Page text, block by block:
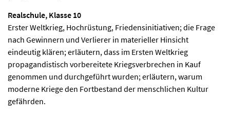
Realschule, Klasse 10
Erster Weltkrieg, Hochrüstung, Friedensinitiativen; die Frage
nach Gewinnern und Verlierer in materieller Hinsicht
eindeutig klären; erläutern, dass im Ersten Weltkrieg
propagandistisch vorbereitete Kriegsverbrechen in Kauf
genommen und durchgeführt wurden; erläutern, warum
moderne Kriege den Fortbestand der menschlichen Kultur
gefährden.